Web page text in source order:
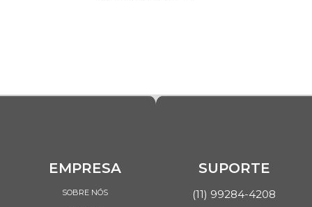
EMPRESA
SOBRE NÓS
SUPORTE
(11) 99284-4208